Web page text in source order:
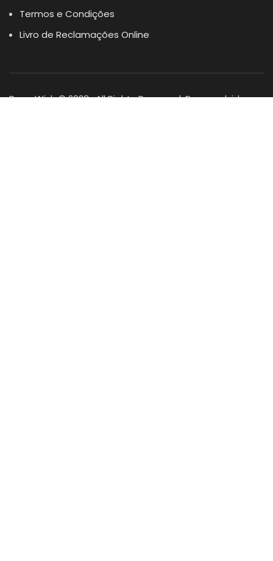
Termos e Condições
Livro de Reclamações Online
Dogs Wish © 2023 . All Rights Reserved. Desenvolvido por